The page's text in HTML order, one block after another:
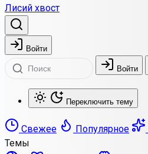
Лисий хвост
Войти
Войти
Переключить тему
Свежее Популярное
Темы